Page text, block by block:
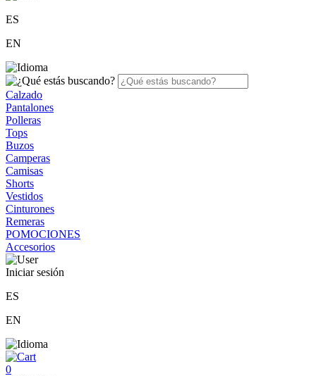
ES
EN
Calzado
Pantalones
Polleras
Tops
Buzos
Camperas
Camisas
Shorts
Vestidos
Cinturones
Remeras
POMOCIONES
Accesorios
Iniciar sesión
ES
EN
0